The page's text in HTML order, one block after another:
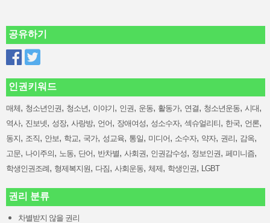
공유하기
인권키워드
매체, 청소년인권, 청소년, 이야기, 인권, 운동, 활동가, 연결, 청소년운동, 시대,
역사, 진보넷, 성장, 사랑방, 언어, 장애여성, 성소수자, 섹슈얼리티, 한국, 언론,
동지, 조직, 안보, 학교, 국가, 성교육, 통일, 미디어, 소수자, 약자, 권리, 감옥,
고문, 나이주의, 노동, 단어, 반차별, 사회권, 인권감수성, 정보인권, 페미니즘,
학생인권조례, 형제복지원, 다짐, 사회운동, 체제, 학생인권, LGBT
권리 분류
차별받지 않을 권리